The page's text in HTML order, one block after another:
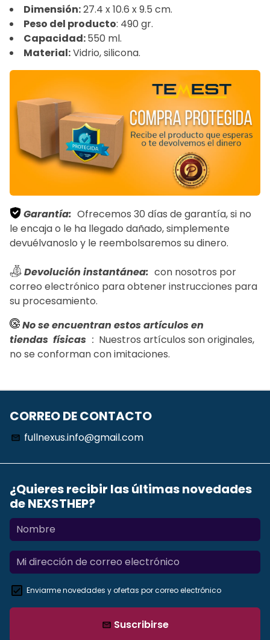
Dimensión:27.4 x 10.6 x 9.5 cm.
Peso del producto: ‎490 gr.
Capacidad:‎550 ml.
Material:Vidrio, silicona.
Garantía: Ofrecemos 30 días de garantía, si no
le encaja o le ha llegado dañado, simplemente
devuélvanoslo y le reembolsaremos su dinero.
Devolución instantánea: con nosotros por
correo electrónico para obtener instrucciones para
su procesamiento.
No se encuentran estos artículos en
tiendas físicas : Nuestros artículos son originales,
no se conforman con imitaciones.
CORREO DE CONTACTO
email fullnexus.info@gmail.com
¿Quieres recibir las últimas novedades
de NEXSTHEP?
Enviarme novedades y ofertas por correo electrónico
email Suscribirse